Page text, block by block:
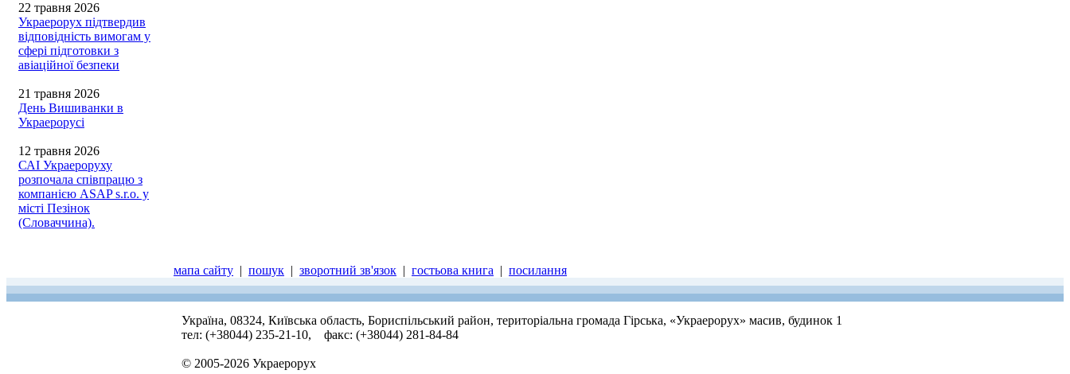
22 травня 2026
Украерорух підтвердив
відповідність вимогам у
сфері підготовки з
авіаційної безпеки
21 травня 2026
День Вишиванки в
Украерорусі
12 травня 2026
САІ Украероруху
розпочала співпрацю з
компанією ASAP s.r.o. у
місті Пезінок
(Словаччина).
мапа сайту | пошук | зворотний зв'язок | гостьова книга | посилання
Україна, 08324, Київська область, Бориспільський район, територіальна громада Гірська, «Украерорух» масив, будинок 1
тел: (+38044) 235-21-10, факс: (+38044) 281-84-84
© 2005-2026 Украерорух